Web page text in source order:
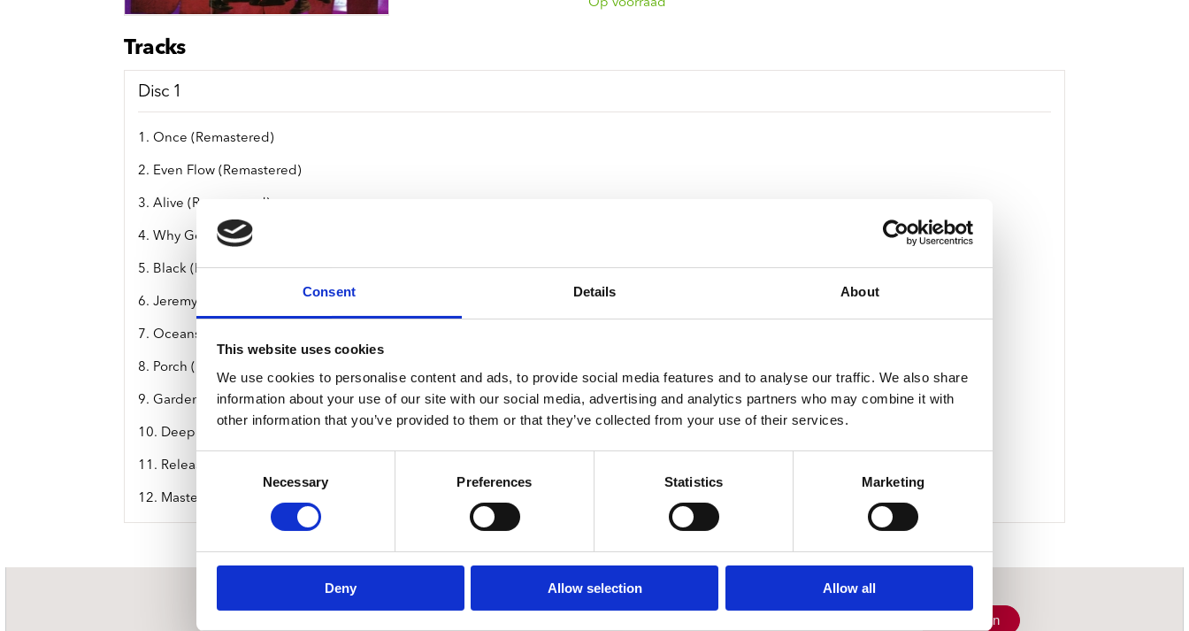
Consent Details About
This website uses cookies
We use cookies to personalise content and ads, to provide social media features and to analyse our traffic. We also share
information about your use of our site with our social media, advertising and analytics partners who may combine it with
other information that you’ve provided to them or that they’ve collected from your use of their services.
Necessary Preferences Statistics Marketing
Deny Allow selection Allow all
Classics
7 Inch singles
Plato 50 jaar Sale
Bierviltjes
Op voorraad
Tracks
Disc 1
1. Once (Remastered)
2. Even Flow (Remastered)
3. Alive (Remastered)
4. Why Go (Remastered)
5. Black (Remastered)
6. Jeremy (Remastered)
7. Oceans (Remastered)
8. Porch (Remastered)
9. Garden (Remastered)
10. Deep (Remastered)
11. Release (Remastered)
12. Master / Slave (Remastered)
nieuwsbrief Schrijf je in